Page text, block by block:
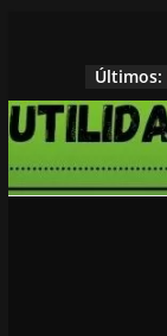
conteúdo
Últimos: